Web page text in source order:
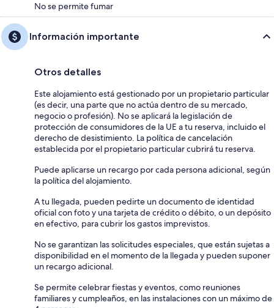
No se permite fumar
Información importante
Otros detalles
Este alojamiento está gestionado por un propietario particular
(es decir, una parte que no actúa dentro de su mercado,
negocio o profesión). No se aplicará la legislación de
protección de consumidores de la UE a tu reserva, incluido el
derecho de desistimiento. La política de cancelación
establecida por el propietario particular cubrirá tu reserva.
Puede aplicarse un recargo por cada persona adicional, según
la política del alojamiento.
A tu llegada, pueden pedirte un documento de identidad
oficial con foto y una tarjeta de crédito o débito, o un depósito
en efectivo, para cubrir los gastos imprevistos.
No se garantizan las solicitudes especiales, que están sujetas a
disponibilidad en el momento de la llegada y pueden suponer
un recargo adicional.
Se permite celebrar fiestas y eventos, como reuniones
familiares y cumpleaños, en las instalaciones con un máximo de